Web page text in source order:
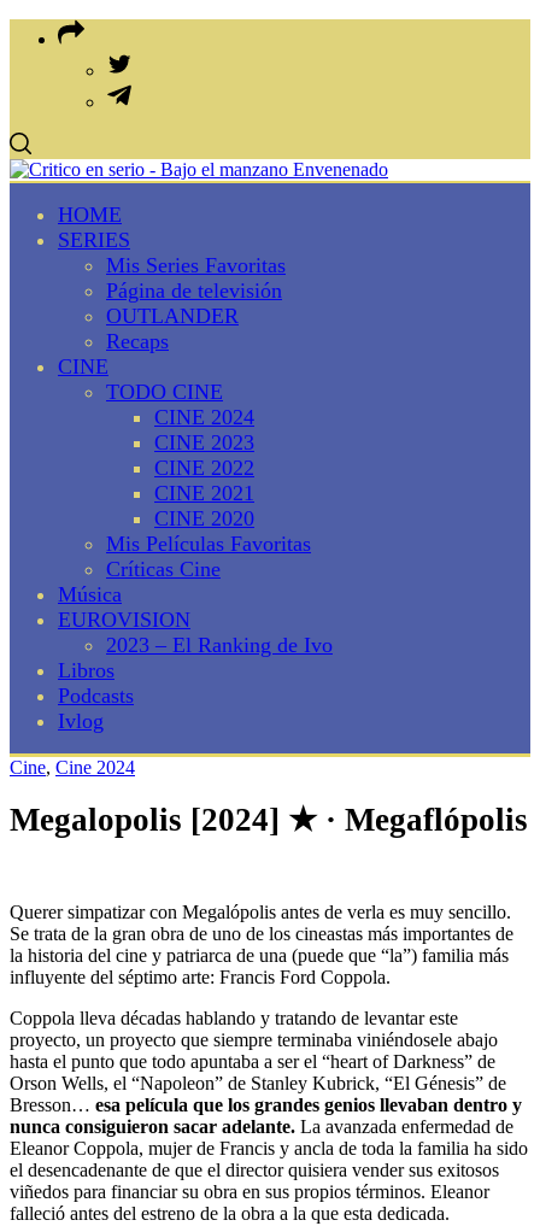
HOME
SERIES
Mis Series Favoritas
Página de televisión
OUTLANDER
Recaps
CINE
TODO CINE
CINE 2024
CINE 2023
CINE 2022
CINE 2021
CINE 2020
Mis Películas Favoritas
Críticas Cine
Música
EUROVISION
2023 – El Ranking de Ivo
Libros
Podcasts
Ivlog
Cine, Cine 2024
Megalopolis [2024] ★ · Megaflópolis
Querer simpatizar con Megalópolis antes de verla es muy sencillo.
Se trata de la gran obra de uno de los cineastas más importantes de
la historia del cine y patriarca de una (puede que “la”) familia más
influyente del séptimo arte: Francis Ford Coppola.
Coppola lleva décadas hablando y tratando de levantar este
proyecto, un proyecto que siempre terminaba viniéndosele abajo
hasta el punto que todo apuntaba a ser el “heart of Darkness” de
Orson Wells, el “Napoleon” de Stanley Kubrick, “El Génesis” de
Bresson… esa película que los grandes genios llevaban dentro y
nunca consiguieron sacar adelante. La avanzada enfermedad de
Eleanor Coppola, mujer de Francis y ancla de toda la familia ha sido
el desencadenante de que el director quisiera vender sus exitosos
viñedos para financiar su obra en sus propios términos. Eleanor
falleció antes del estreno de la obra a la que esta dedicada.